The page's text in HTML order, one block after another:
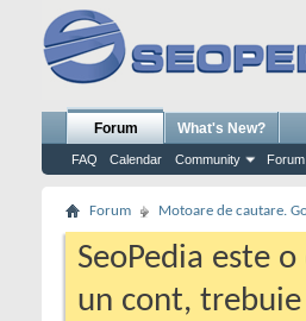
Forum
FAQ Calendar Community
What's New?
Forum Motoare de cautare.
SeoPedia este
un cont,